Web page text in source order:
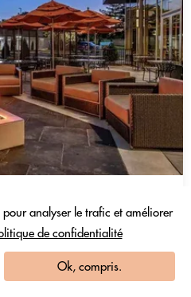
analyser le trafic et améliorer
de confidentialité
Ok, compris.
148
172 USD